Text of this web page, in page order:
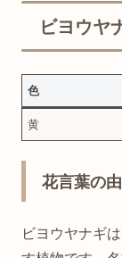
ビヨウヤ
色
黄
花言葉の
ビヨウヤナギ